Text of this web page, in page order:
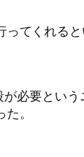
てくれる
必要という
。